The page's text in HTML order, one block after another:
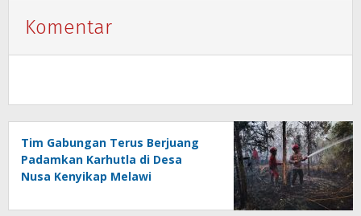
Komentar
Tim Gabungan Terus Berjuang
Padamkan Karhutla di Desa
Nusa Kenyikap Melawi